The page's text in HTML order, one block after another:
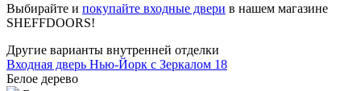
Выбирайте и покупайте входные двери в нашем магазине
SHEFFDOORS!
Другие варианты внутренней отделки
Входная дверь Нью-Йорк с Зеркалом 18
Белое дерево